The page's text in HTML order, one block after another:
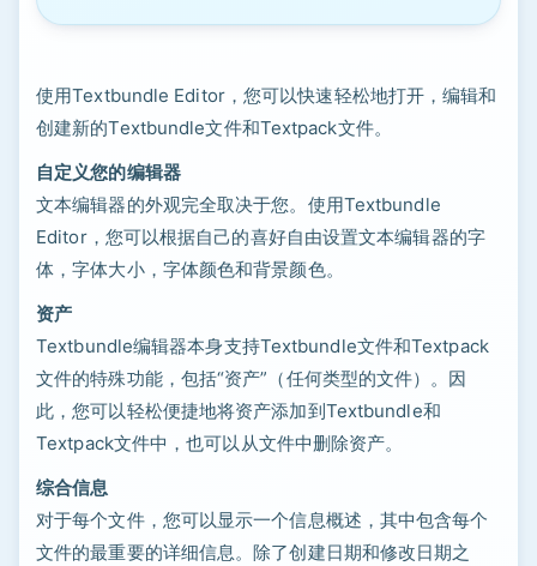
使用Textbundle Editor，您可以快速轻松地打开，编辑和
创建新的Textbundle文件和Textpack文件。
自定义您的编辑器
文本编辑器的外观完全取决于您。使用Textbundle
Editor，您可以根据自己的喜好自由设置文本编辑器的字
体，字体大小，字体颜色和背景颜色。
资产
Textbundle编辑器本身支持Textbundle文件和Textpack
文件的特殊功能，包括“资产”（任何类型的文件）。因
此，您可以轻松便捷地将资产添加到Textbundle和
Textpack文件中，也可以从文件中删除资产。
综合信息
对于每个文件，您可以显示一个信息概述，其中包含每个
文件的最重要的详细信息。除了创建日期和修改日期之